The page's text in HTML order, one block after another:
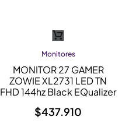
Monitores
MONITOR 27 GAMER
ZOWIE XL2731 LED TN
FHD 144hz Black EQualizer
$437.910